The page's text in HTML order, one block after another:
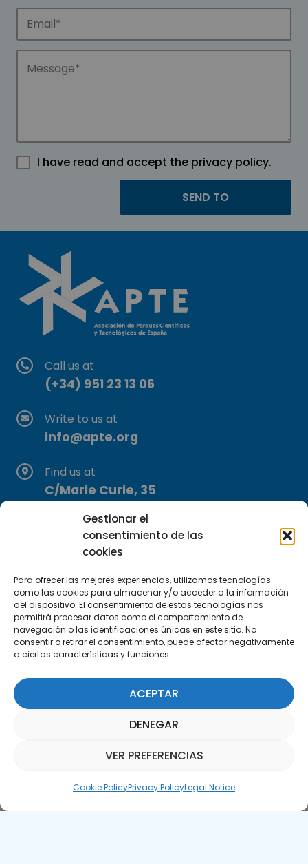
Gestionar el
consentimiento de las
cookies
Para ofrecer las mejores experiencias, utilizamos tecnologías
como las cookies para almacenar y/o acceder a la información
del dispositivo. El consentimiento de estas tecnologías nos
permitirá procesar datos como el comportamiento de
navegación o las identificaciones únicas en este sitio. No
consentir o retirar el consentimiento, puede afectar negativamente
a ciertas características y funciones.
ACEPTAR
DENEGAR
VER PREFERENCIAS
Cookie PolicyPrivacy PolicyLegal Notice
I have read and accept the privacy policy.
Call us at
(+34) 951 23 13 06
Write to us at
info@apte.org
Find us at
C/Marie Curie, 35
Subscribe to our Newsletter
SUBSCRIBE HERE